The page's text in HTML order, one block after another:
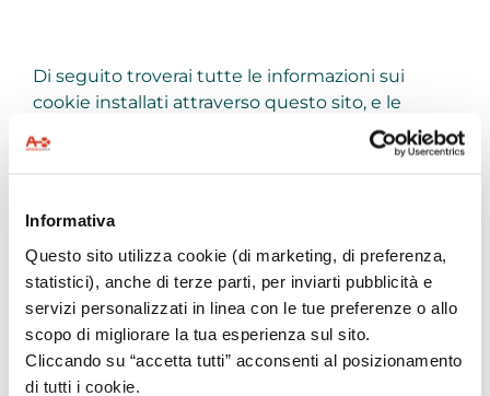
Informativa
Questo sito utilizza cookie (di marketing, di preferenza,
statistici), anche di terze parti, per inviarti pubblicità e
servizi personalizzati in linea con le tue preferenze o allo
scopo di migliorare la tua esperienza sul sito.
Cliccando su “accetta tutti” acconsenti al posizionamento
di tutti i cookie.
Di seguito troverai tutte le informazioni sui
cookie installati attraverso questo sito, e le
indicazioni necessarie su come gestire le tue
preferenze riguardo ad essi.
Il tuo consenso si applica ai seguenti siti web:
www.museodelcavallogiocattolo.it